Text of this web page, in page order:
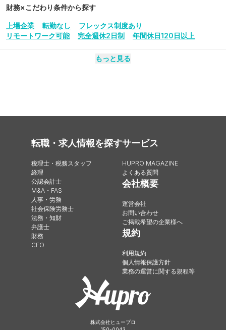
財務×こだわり条件から探す
上場企業 転勤なし
フレックス制度あり
リモートワーク可能
完全週休2日制 年間休日120日以上
もっと見る
転職・求人情報を探す
税理士・税務スタッフ
経理
公認会計士
M&A・FAS
人事・労務
社会保険労務士
法務・知財
弁護士
財務
CFO
サービス
HUPRO MAGAZINE
よくある質問
会社概要
運営会社
お問い合わせ
ご掲載希望の企業様へ
規約
利用規約
個人情報保護方針
業務の運営に関する規程等
株式会社ヒュープロ